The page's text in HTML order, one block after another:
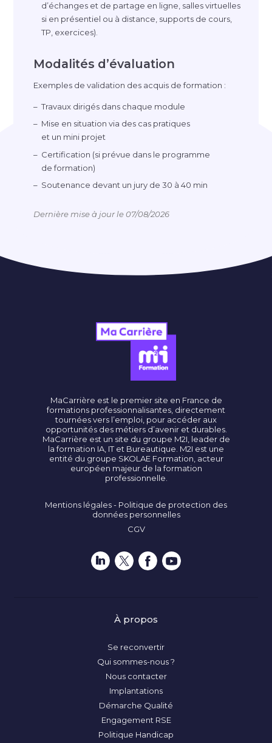
d’échanges et de partage en ligne, salles virtuelles
si en présentiel ou à distance, supports de cours,
TP, exercices).
Modalités d’évaluation
Exemples de validation des acquis de formation :
Travaux dirigés dans chaque module
Mise en situation via des cas pratiques
et un mini projet
Certification (si prévue dans le programme
de formation)
Soutenance devant un jury de 30 à 40 min
Dernière mise à jour le 07/08/2026
MaCarrière est le premier site en France de
formations professionnalisantes, directement
tournées vers l’emploi, pour accéder aux
opportunités des métiers d’avenir et durables.
MaCarrière est un site du groupe M2I, leader de
la formation IA, IT et Bureautique. M2I est une
entité du groupe SKOLAE Formation, acteur
européen majeur de la formation
professionnelle.
Mentions légales - Politique de protection des
données personnelles
CGV
À propos
Se reconvertir
Qui sommes-nous ?
Nous contacter
Implantations
Démarche Qualité
Engagement RSE
Politique Handicap